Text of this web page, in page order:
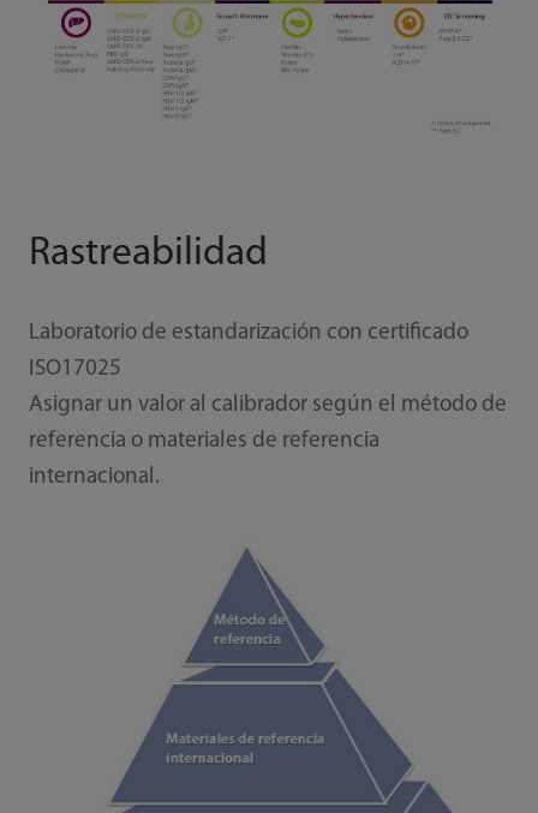
Rastreabilidad
Laboratorio de estandarización con certificado
ISO17025
Asignar un valor al calibrador según el método de
referencia o materiales de referencia
internacional.